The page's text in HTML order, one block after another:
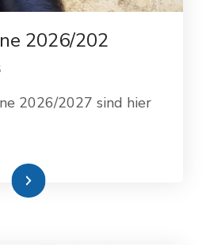
2026/202
2026/2027 sind hier